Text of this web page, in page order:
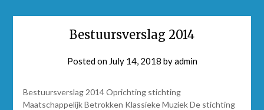
Bestuursverslag 2014
Posted on July 14, 2018 byadmin
Bestuursverslag 2014 Oprichting stichting
Maatschappelijk Betrokken Klassieke Muziek De stichting